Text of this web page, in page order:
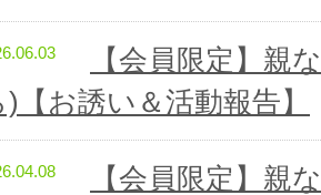
【会員限定】親
)【お誘い＆活動報告】
【会員限定】親